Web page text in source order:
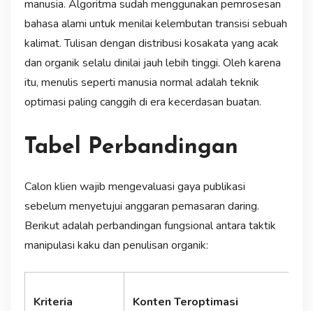
manusia. Algoritma sudah menggunakan pemrosesan
bahasa alami untuk menilai kelembutan transisi sebuah
kalimat. Tulisan dengan distribusi kosakata yang acak
dan organik selalu dinilai jauh lebih tinggi. Oleh karena
itu, menulis seperti manusia normal adalah teknik
optimasi paling canggih di era kecerdasan buatan.
Tabel Perbandingan
Calon klien wajib mengevaluasi gaya publikasi
sebelum menyetujui anggaran pemasaran daring.
Berikut adalah perbandingan fungsional antara taktik
manipulasi kaku dan penulisan organik:
Kriteria
Konten Teroptimasi